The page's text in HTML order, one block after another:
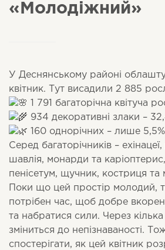
«Молодіжний»
У Деснянському районі
квітник. Тут висадили 2 885
1 791 багаторічна квітуча
934 декоративні злаки –
160 однорічних – лише 5,5%
Серед багаторічників – ехінацеї,
шавлія, монарди та
пенісетум, щучник, костриця та
Поки що цей простір молодий,
потрібен час, щоб добре
та набратися сили. Через кілька
зміниться до непізнаваності.
спостерігати, як цей квітник